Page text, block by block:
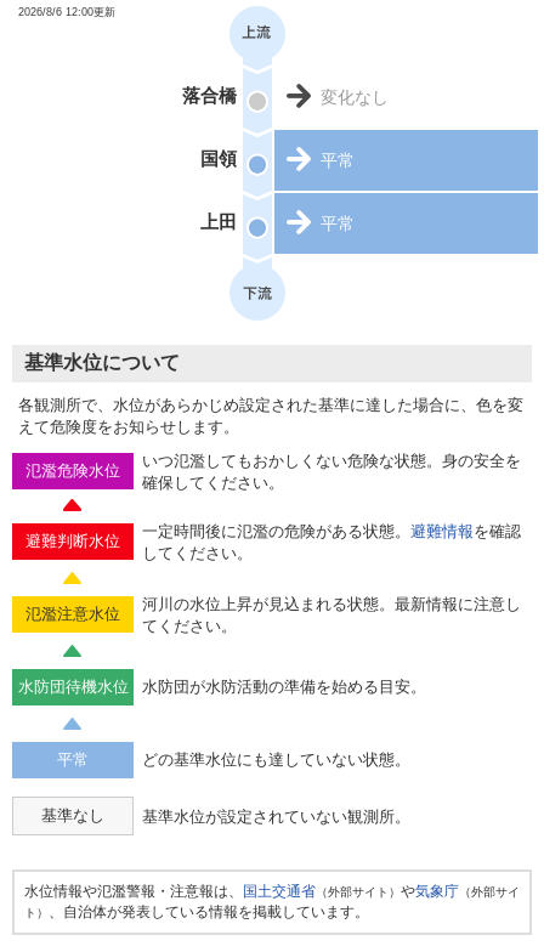
2026/8/6 12:00更新
落合橋 変化なし
国領 平常
上田 平常
基準水位について
各観測所で、水位があらかじめ設定された基準に達した場合に、色を変
えて危険度をお知らせします。
氾濫危険水位
いつ氾濫してもおかしくない危険な状態。身の安全を
確保してください。
避難判断水位
一定時間後に氾濫の危険がある状態。 避難情報を確認
してください。
氾濫注意水位
河川の水位上昇が見込まれる状態。最新情報に注意し
てください。
水防団待機水位 水防団が水防活動の準備を始める目安。
平常 どの基準水位にも達していない状態。
基準なし 基準水位が設定されていない観測所。
水位情報や氾濫警報・注意報は、 国土交通省 （外部サイト） や気象庁 （外部サイ
ト） 、自治体が発表している情報を掲載しています。